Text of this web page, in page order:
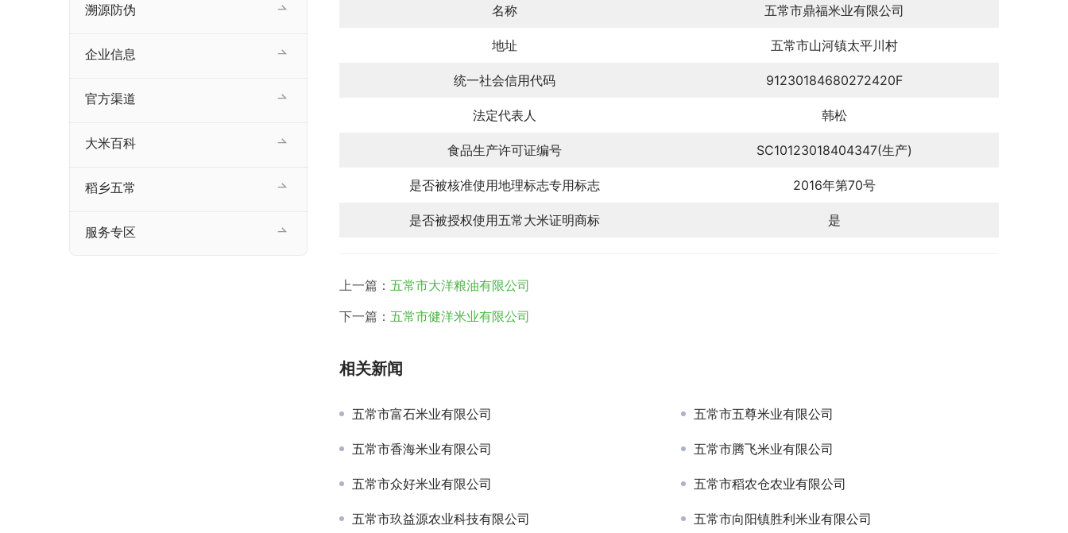
名称 五常市鼎福米业有限公司
地址 五常市山河镇太平川村
统一社会信用代码 91230184680272420F
法定代表人 韩松
食品生产许可证编号 SC10123018404347(生产)
是否被核准使用地理标志专用标志 2016年第70号
是否被授权使用五常大米证明商标 是
上一篇： 五常市大洋粮油有限公司
下一篇： 五常市健洋米业有限公司
相关新闻
五常市富石米业有限公司 五常市五尊米业有限公司
五常市香海米业有限公司 五常市腾飞米业有限公司
五常市众好米业有限公司 五常市稻农仓农业有限公司
五常市玖益源农业科技有限公司 五常市向阳镇胜利米业有限公司
溯源防伪
企业信息
官方渠道
大米百科
稻乡五常
服务专区